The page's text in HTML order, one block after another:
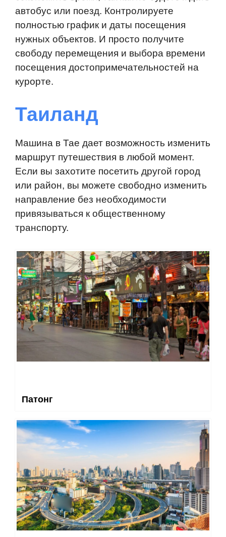
автобус или поезд. Контролируете
полностью график и даты посещения
нужных объектов. И просто получите
свободу перемещения и выбора времени
посещения достопримечательностей на
курорте.
Таиланд
Машина в Тае дает возможность изменить
маршрут путешествия в любой момент.
Если вы захотите посетить другой город
или район, вы можете свободно изменить
направление без необходимости
привязываться к общественному
транспорту.
Патонг